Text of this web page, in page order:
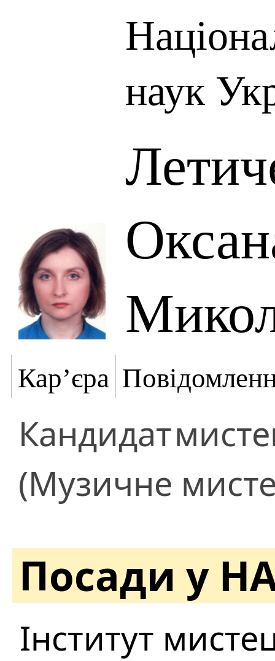
наук
Кар’єра
Кандидат
(Музичне
Посади у
Інститут